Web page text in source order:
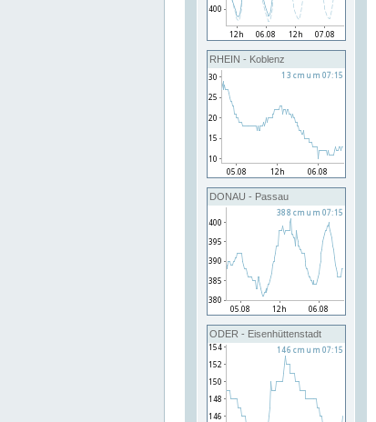
RHEIN - Koblenz
DONAU - Passau
ODER - Eisenhüttenstadt